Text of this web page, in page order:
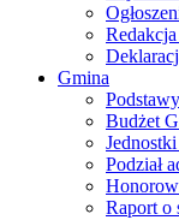
Gmina
Budżet
Podział
Raport o